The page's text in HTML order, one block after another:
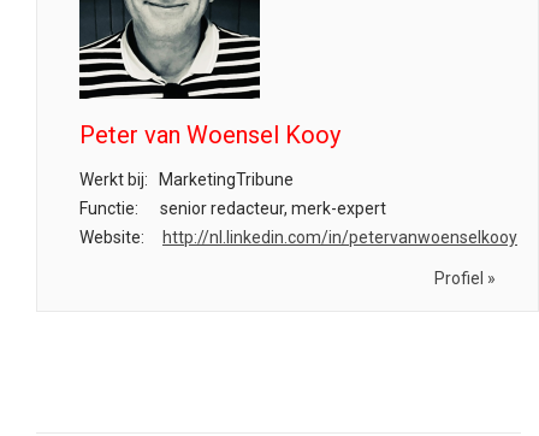
Peter van Woensel Kooy
Werkt bij:
MarketingTribune
Functie:
senior redacteur, merk-expert
Website:
http://nl.linkedin.com/in/petervanwoenselkooy
Profiel »